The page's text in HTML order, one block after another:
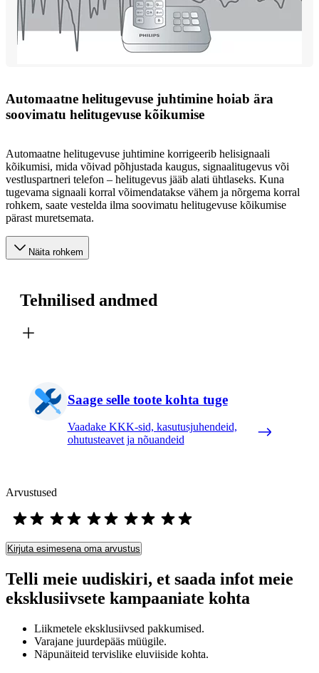
Automaatne helitugevuse juhtimine hoiab ära
soovimatu helitugevuse kõikumise
Automaatne helitugevuse juhtimine korrigeerib helisignaali
kõikumisi, mida võivad põhjustada kaugus, signaalitugevus või
vestluspartneri telefon – helitugevus jääb alati ühtlaseks. Kuna
tugevama signaali korral võimendatakse vähem ja nõrgema korral
rohkem, saate vestelda ilma soovimatu helitugevuse kõikumise
pärast muretsemata.
Näita rohkem
Tehnilised andmed
Saage selle toote kohta tuge
Vaadake KKK-sid, kasutusjuhendeid,
ohutusteavet ja nõuandeid
Arvustused
Kirjuta esimesena oma arvustus
Telli meie uudiskiri, et saada infot meie
eksklusiivsete kampaaniate kohta
Liikmetele eksklusiivsed pakkumised.
Varajane juurdepääs müügile.
Näpunäiteid tervislike eluviiside kohta.